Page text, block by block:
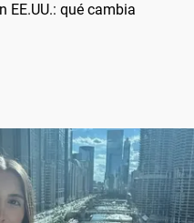
qué cambia